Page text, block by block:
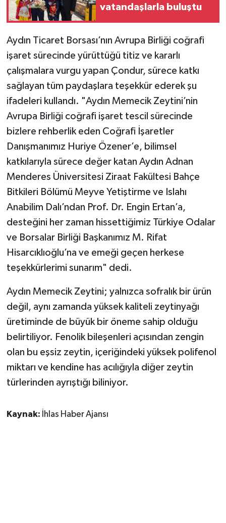
vatandaşlarla buluştu
Aydın Ticaret Borsası’nın Avrupa Birliği coğrafi
işaret sürecinde yürüttüğü titiz ve kararlı
çalışmalara vurgu yapan Çondur, sürece katkı
sağlayan tüm paydaşlara teşekkür ederek şu
ifadeleri kullandı. "Aydın Memecik Zeytini’nin
Avrupa Birliği coğrafi işaret tescil sürecinde
bizlere rehberlik eden Coğrafi İşaretler
Danışmanımız Huriye Özener’e, bilimsel
katkılarıyla sürece değer katan Aydın Adnan
Menderes Üniversitesi Ziraat Fakültesi Bahçe
Bitkileri Bölümü Meyve Yetiştirme ve Islahı
Anabilim Dalı’ndan Prof. Dr. Engin Ertan’a,
desteğini her zaman hissettiğimiz Türkiye Odalar
ve Borsalar Birliği Başkanımız M. Rifat
Hisarcıklıoğlu’na ve emeği geçen herkese
teşekkürlerimi sunarım" dedi.
Aydın Memecik Zeytini; yalnızca sofralık bir ürün
değil, aynı zamanda yüksek kaliteli zeytinyağı
üretiminde de büyük bir öneme sahip olduğu
belirtiliyor. Fenolik bileşenleri açısından zengin
olan bu eşsiz zeytin, içeriğindeki yüksek polifenol
miktarı ve kendine has acılığıyla diğer zeytin
türlerinden ayrıştığı biliniyor.
Kaynak: İhlas Haber Ajansı